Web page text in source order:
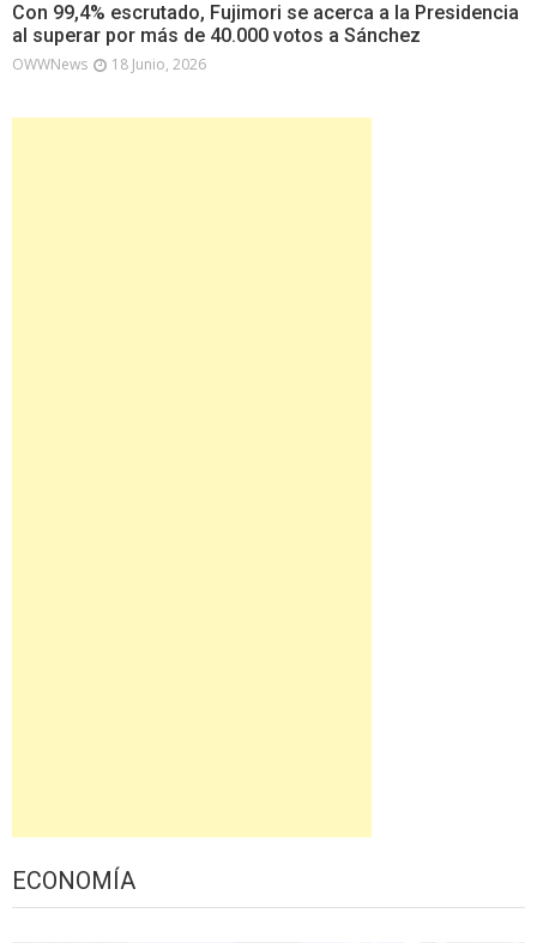
Con 99,4% escrutado, Fujimori se acerca a la Presidencia
al superar por más de 40.000 votos a Sánchez
OWWNews 18 Junio, 2026
ECONOMÍA